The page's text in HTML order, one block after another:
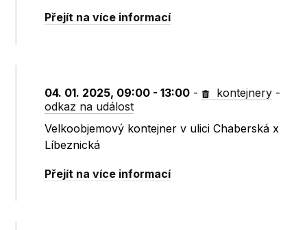
Přejít na více informací
04. 01. 2025, 09:00 - 13:00 - kontejnery -
odkaz na událost
Velkoobjemový kontejner v ulici Chaberská x
Líbeznická
Přejít na více informací